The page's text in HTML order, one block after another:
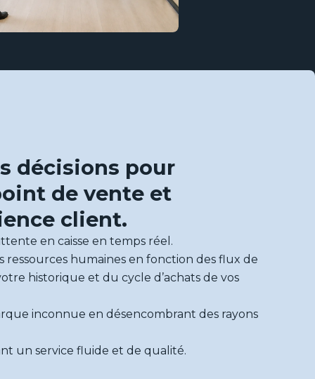
décisions pour
de vente et
client.
en caisse en temps réel.
ressources humaines en fonction des flux de
historique et du cycle d’achats de vos
inconnue en désencombrant des rayons
un service fluide et de qualité.